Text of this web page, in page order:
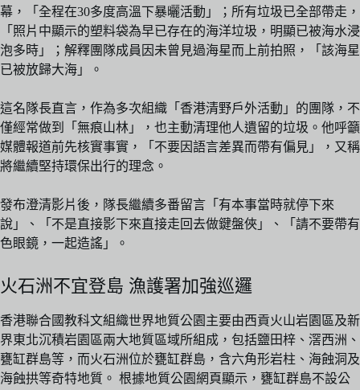
幕，「全程在30多度高溫下暴曬活動」；所有垃圾已全部帶走，
「照片中顯示的塑料袋為早已存在的海洋垃圾，明顯已被海水浸
泡多時」；解釋團隊成員因未曾見過海星而上前拍照，「該海星
已被放歸大海」。
這名隊長直言，作為多次組織「香港清野戶外活動」的團隊，不
僅經常做到「無痕山林」，也主動清理他人遺留的垃圾。他呼籲
媒體報道前先核實事實，「不要因語言差異而帶有偏見」，又稱
將繼續堅持環保出行的理念。
發布澄清影片後，隊長繼續多番留言「有本事當時就停下來
說」、「不是直接影下來直接走回去做鍵盤俠」、「請不要帶有
色眼鏡，一起造謠」。
火石洲不宜登島 漁護署加強巡邏
香港聯合國教科文組織世界地質公園主要由西貢火山岩園區及新
界東北沉積岩園區兩大地質區域所組成，包括鹽田梓、滘西洲、
甕缸群島等，而火石洲位於甕缸群島，含六角形岩柱、海蝕洞及
海蝕拱等奇特地質。 根據地質公園網頁顯示，甕缸群島不設公